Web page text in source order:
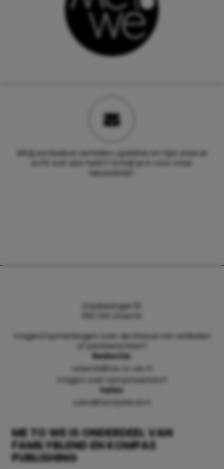
Wil jij exclusieve verhalen, updates en tips waar je
echt wat aan hebt? Schrijf je in voor onze
nieuwsbrief.
ME TO WE IS ONDERDEEL VAN
FAMILYBLEND EN KOMPAS
PUBLISHING
Daalsesingel 51
3511 SW Utrecht
Vragen/opmerkingen over de inhoud van artikelen
of persberichten?
Redactie:
redactie@me-to-we.nl
Vragen over samenwerken?
Sales:
sales@familyblend.nl